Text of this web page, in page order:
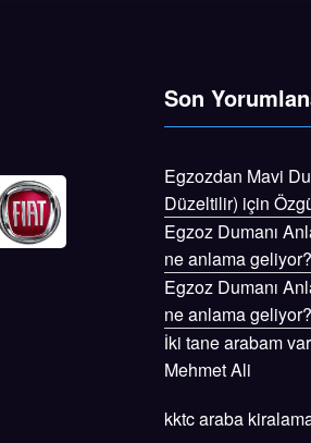
Son
Egzozdan Mavi
Düzeltilir) için
Egzoz Dumanı
ne anlama geliyor?
Egzoz Dumanı
ne anlama geliyor?
İki tane arabam
Mehmet Ali
kktc araba